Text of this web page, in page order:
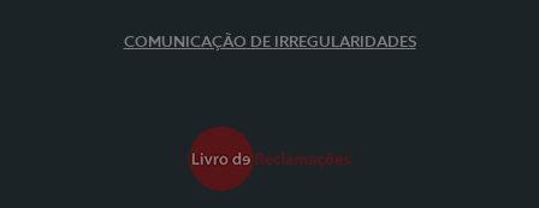
COMUNICAÇÃO DE IRREGULARIDADES